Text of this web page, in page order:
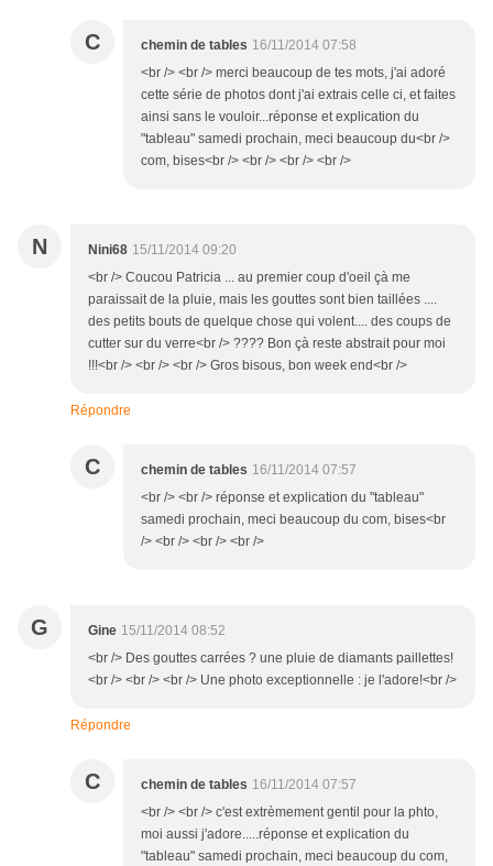
C chemin de tables 16/11/2014 07:58
<br /> <br /> merci beaucoup de tes mots, j'ai adoré
cette série de photos dont j'ai extrais celle ci, et faites
ainsi sans le vouloir...réponse et explication du
"tableau" samedi prochain, meci beaucoup du<br />
com, bises<br /> <br /> <br /> <br />
N Nini68 15/11/2014 09:20
<br /> Coucou Patricia ... au premier coup d'oeil çà me
paraissait de la pluie, mais les gouttes sont bien taillées ....
des petits bouts de quelque chose qui volent.... des coups de
cutter sur du verre<br /> ???? Bon çà reste abstrait pour moi
!!!<br /> <br /> <br /> Gros bisous, bon week end<br />
Répondre
C chemin de tables 16/11/2014 07:57
<br /> <br /> réponse et explication du "tableau"
samedi prochain, meci beaucoup du com, bises<br
/> <br /> <br /> <br />
G Gine 15/11/2014 08:52
<br /> Des gouttes carrées ? une pluie de diamants paillettes!
<br /> <br /> <br /> Une photo exceptionnelle : je l'adore!<br />
Répondre
C chemin de tables 16/11/2014 07:57
<br /> <br /> c'est extrèmement gentil pour la phto,
moi aussi j'adore.....réponse et explication du
"tableau" samedi prochain, meci beaucoup du com,